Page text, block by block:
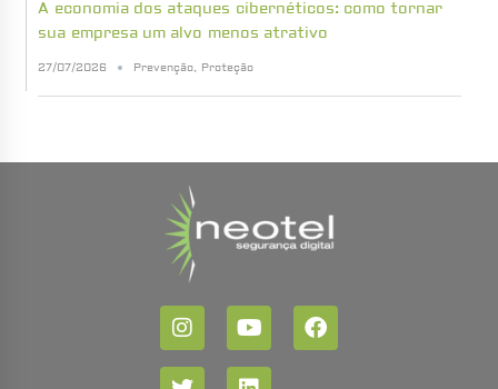
A economia dos ataques cibernéticos: como tornar
sua empresa um alvo menos atrativo
27/07/2026 Prevenção, Proteção